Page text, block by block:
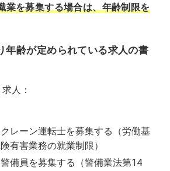
業を募集する場合は、年齢制限を
年齢が定められている求人の書
人：
レーン運転士を募集する（労働基
有害業務の就業制限）
警備員を募集する（警備業法第14